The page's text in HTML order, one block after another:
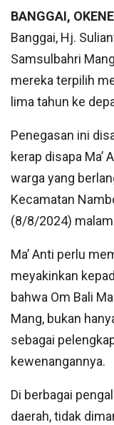
BANGGAI,
Banggai, Hj.
Samsulbahri
mereka terpilih
lima tahun ke
Penegasan ini
kerap disapa Ma’
warga yang
Kecamatan
(8/8/2024)
Ma’ Anti perlu
meyakinkan
bahwa Om Bali
Mang, bukan
sebagai
kewenangannya.
Di berbagai
daerah, tidak